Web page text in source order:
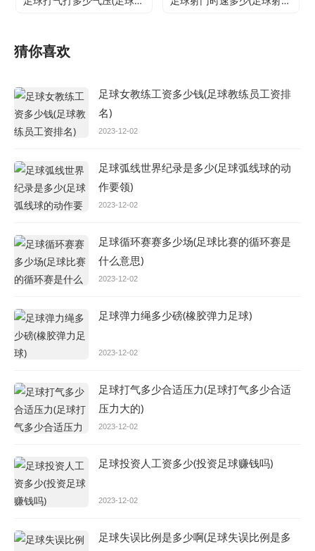
猜你喜欢
足球女教练工资多少钱(足球教练员工资排
名)
2023-12-02
足球弧线世界纪录是多少(足球弧线球的动
作要领)
2023-12-02
足球循环赛赛多少场(足球比赛的循环赛是
什么意思)
2023-12-02
足球弹力绳多少磅(橡胶弹力足球)
2023-12-02
足球打气多少合适压力(足球打气多少合适
压力大的)
2023-12-02
足球投资人工资多少(投资足球赚钱吗)
2023-12-02
足球失误比例是多少啊(足球失误比例是多